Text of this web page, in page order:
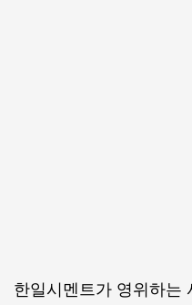
한일시멘트가 영위하는